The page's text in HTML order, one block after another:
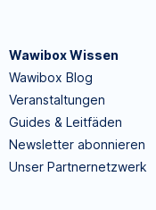
Wawibox Wissen
Wawibox Blog
Veranstaltungen
Guides & Leitfäden
Newsletter abonnieren
Unser Partnernetzwerk